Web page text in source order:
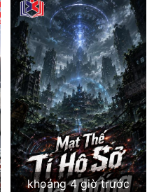
khoảng 4 giờ trước